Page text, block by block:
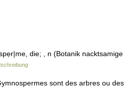
die; , n (Botanik nacktsamige
sont des arbres ou des